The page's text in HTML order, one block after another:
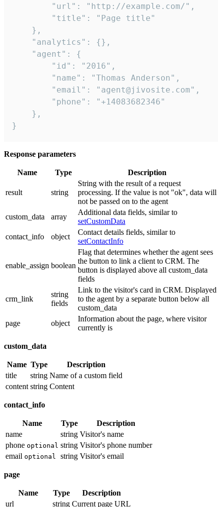
        "url": "http://example.com/",
        "title": "Page title"
    },
    "analytics": {},
    "agent": {
        "id": "2016",
        "name": "Thomas Anderson",
        "email": "agent@jivosite.com",
        "phone": "+14083682346"
    },
}
Response parameters
Name Type Description
result string
String with the result of a request
processing. If the value is not "ok", data will
not be passed on to the agent
custom_data
array
Additional data fields, similar to
setCustomData
contact_info
object
Contact details fields, similar to
setContactInfo
enable_assign boolean
Flag that determines whether the agent sees
the button to link a client to CRM. The
button is displayed above all custom_data
fields
crm_link
string
fields
Link to the visitor's card in CRM. Displayed
to the agent by a separate button below all
custom_data
page
object
Information about the page, where visitor
currently is
custom_data
Name Type
Description
title
string Name of a custom field
content string Content
contact_info
Name Type
Description
name
string Visitor's name
phone optional string Visitor's phone number
email optional string Visitor's email
page
Name Type
Description
url
string Current page URL